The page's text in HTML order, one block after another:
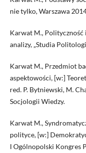
nie tylko, Warszawa
Karwat M.,
analizy, „Studia
Karwat M., Przedmiot
aspektowości, [w:]
red. P. Bytniewski, M.
Socjologii Wiedzy.
Karwat M.,
polityce, [w:]
I Ogólnopolski Kongres